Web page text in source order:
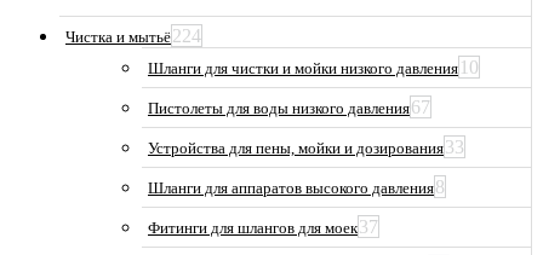
Чистка и мытьё224
Шланги для чистки и мойки низкого давления 10
Пистолеты для воды низкого давления67
Устройства для пены, мойки и дозирования33
Шланги для аппаратов высокого давления8
Фитинги для шлангов для моек37